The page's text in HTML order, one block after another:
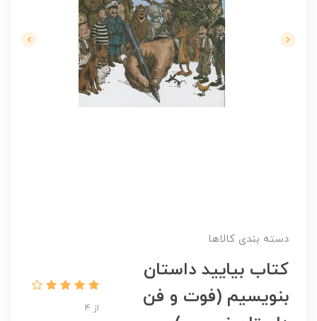
دسته بندی کالاها
کتاب بیایید داستان
بنویسیم (فوت و فن
از 4